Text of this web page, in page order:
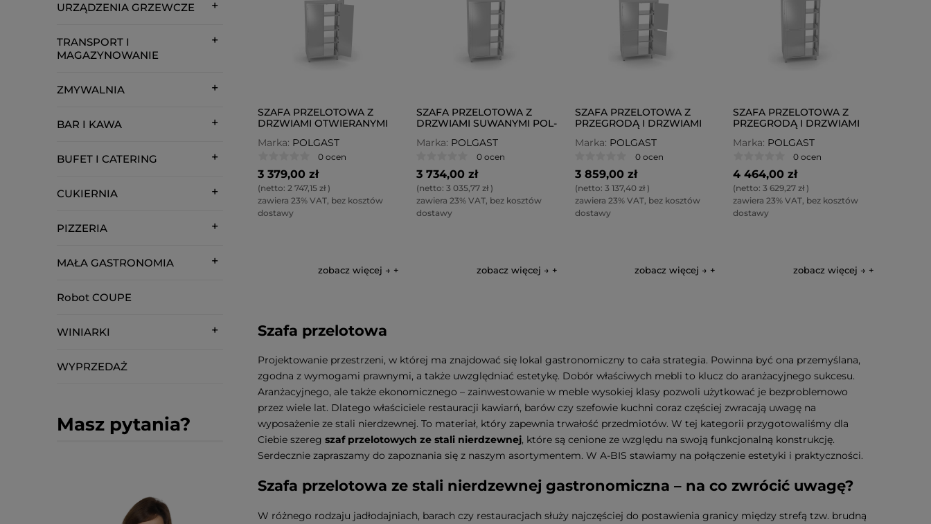
URZĄDZENIA GRZEWCZE
TRANSPORT I
MAGAZYNOWANIE
ZMYWALNIA
BAR I KAWA
BUFET I CATERING
CUKIERNIA
PIZZERIA
MAŁA GASTRONOMIA
Robot COUPE
WINIARKI
WYPRZEDAŻ
Masz pytania?
SZAFA PRZELOTOWA Z
DRZWIAMI OTWIERANYMI
Marka: POLGAST
0 ocen
3 379,00 zł
(netto: 2 747,15 zł)
zawiera 23% VAT, bez kosztów
dostawy
zobacz więcej →
SZAFA PRZELOTOWA Z
DRZWIAMI SUWANYMI POL-
Marka: POLGAST
0 ocen
3 734,00 zł
(netto: 3 035,77 zł)
zawiera 23% VAT, bez kosztów
dostawy
zobacz więcej →
SZAFA PRZELOTOWA Z
PRZEGRODĄ I DRZWIAMI
Marka: POLGAST
0 ocen
3 859,00 zł
(netto: 3 137,40 zł)
zawiera 23% VAT, bez kosztów
dostawy
zobacz więcej →
SZAFA PRZELOTOWA Z
PRZEGRODĄ I DRZWIAMI
Marka: POLGAST
0 ocen
4 464,00 zł
(netto:3 629,27 zł)
zawiera 23% VAT, bez kosztów
dostawy
zobacz więcej →
Szafa przelotowa
Projektowanie przestrzeni, w której ma znajdować się lokal gastronomiczny to cała strategia. Powinna być ona przemyślana,
zgodna z wymogami prawnymi, a także uwzględniać estetykę. Dobór właściwych mebli to klucz do aranżacyjnego sukcesu.
Aranżacyjnego, ale także ekonomicznego – zainwestowanie w meble wysokiej klasy pozwoli użytkować je bezproblemowo
przez wiele lat. Dlatego właściciele restauracji kawiarń, barów czy szefowie kuchni coraz częściej zwracają uwagę na
wyposażenie ze stali nierdzewnej. To materiał, który zapewnia trwałość przedmiotów. W tej kategorii przygotowaliśmy dla
Ciebie szereg szaf przelotowych ze stali nierdzewnej, które są cenione ze względu na swoją funkcjonalną konstrukcję.
Serdecznie zapraszamy do zapoznania się z naszym asortymentem. W A-BIS stawiamy na połączenie estetyki i praktyczności.
Szafa przelotowa ze stali nierdzewnej gastronomiczna – na co zwrócić uwagę?
W różnego rodzaju jadłodajniach, barach czy restauracjach służy najczęściej do postawienia granicy między strefą tzw. brudną